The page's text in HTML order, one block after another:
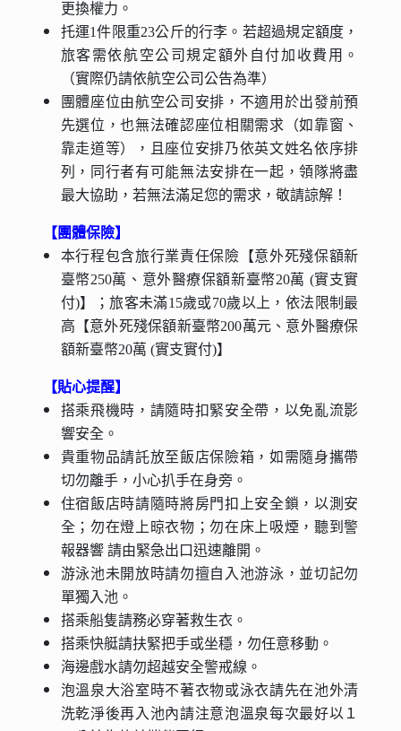
更換權力。
托運1件限重23公斤的行李。若超過規定額度，
旅客需依航空公司規定額外自付加收費用。
（實際仍請依航空公司公告為準）
團體座位由航空公司安排，不適用於出發前預
先選位，也無法確認座位相關需求（如靠窗、
靠走道等），且座位安排乃依英文姓名依序排
列，同行者有可能無法安排在一起，領隊將盡
最大協助，若無法滿足您的需求，敬請諒解！
【團體保險】
本行程包含旅行業責任保險【意外死殘保額新
臺幣250萬、意外醫療保額新臺幣20萬 (實支實
付)】；旅客未滿15歲或70歲以上，依法限制最
高【意外死殘保額新臺幣200萬元、意外醫療保
額新臺幣20萬 (實支實付)】
【貼心提醒】
搭乘飛機時，請隨時扣緊安全帶，以免亂流影
響安全。
貴重物品請託放至飯店保險箱，如需隨身攜帶
切勿離手，小心扒手在身旁。
住宿飯店時請隨時將房門扣上安全鎖，以測安
全；勿在燈上晾衣物；勿在床上吸煙，聽到警
報器響 請由緊急出口迅速離開。
游泳池未開放時請勿擅自入池游泳，並切記勿
單獨入池。
搭乘船隻請務必穿著救生衣。
搭乘快艇請扶緊把手或坐穩，勿任意移動。
海邊戲水請勿超越安全警戒線。
泡溫泉大浴室時不著衣物或泳衣請先在池外清
洗乾淨後再入池內請注意泡溫泉每次最好以１